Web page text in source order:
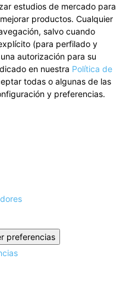
estudios de mercado para
productos. Cualquier
salvo cuando
(para perfilado y
autorización para su
en nuestra Política de
todas o algunas de las
y preferencias.
preferencias